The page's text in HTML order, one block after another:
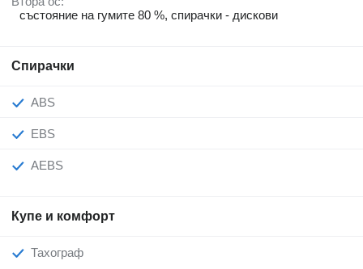
състояние на гумите 80 %, спирачки - дискови
Спирачки
ABS
EBS
AEBS
Купе и комфорт
Тахограф